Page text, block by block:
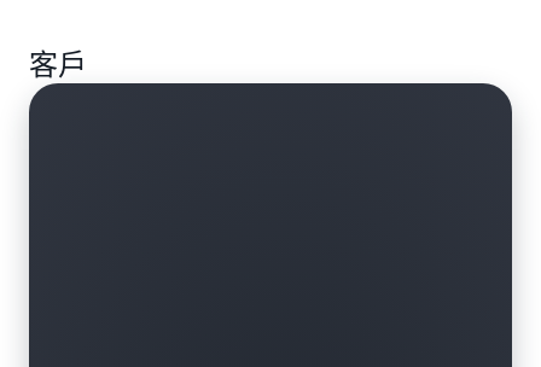
提出有關 AWS 成本和用量的問題。按一下建議提示
(例如「向我顯示本月支出費用最高的服務」)，即可
客戶